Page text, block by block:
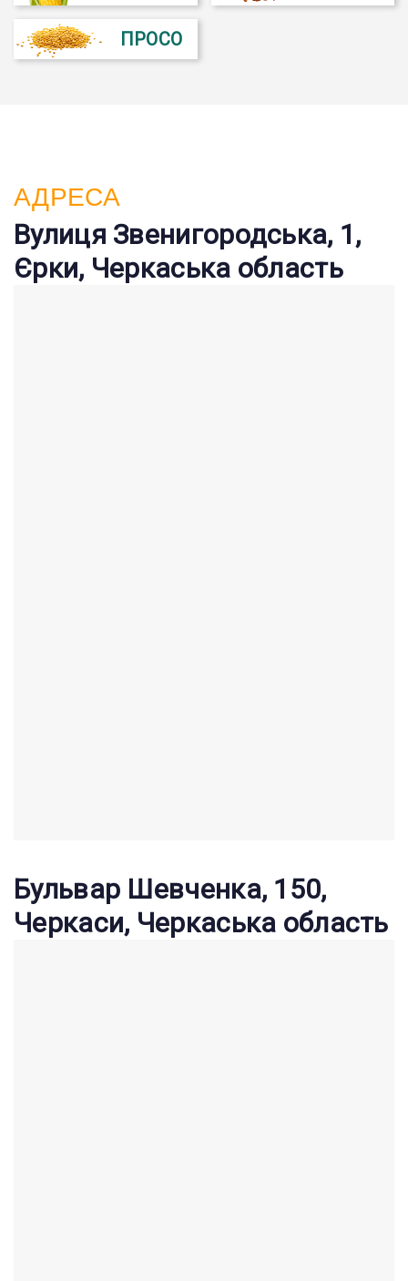
ПРОСО
АДРЕСА
Вулиця Звенигородська, 1,
Єрки, Черкаська область
Бульвар Шевченка, 150,
Черкаси, Черкаська область